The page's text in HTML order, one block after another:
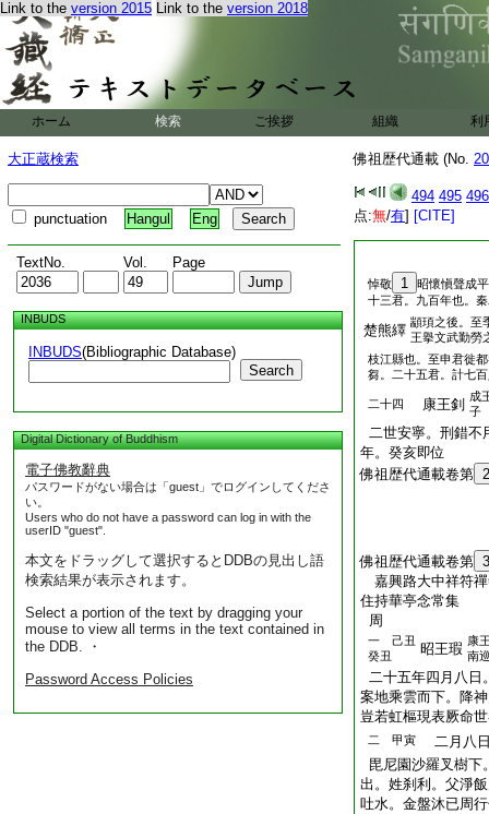
Link to the version 2015 Link to the version 2018
ホーム 検索 ご挨拶 組織 利
大正蔵検索
punctuation Hangul Eng
TextNo. Vol. Page
INBUDS
INBUDS(Bibliographic Database)
Search
Digital Dictionary of Buddhism
電子佛教辭典
パスワードがない場合は「guest」でログインしてくださ
い。
Users who do not have a password can log in with the
userID "guest".
本文をドラッグして選択するとDDBの見出し語
検索結果が表示されます。
Select a portion of the text by dragging your
mouse to view all terms in the text contained in
the DDB. ・
Password Access Policies
佛祖歴代通載 (No.
494 495 496
点:無/有] [CITE]
悼敬 1
昭懷愼聲成
十三君。九百年也。
楚熊繹 顓頊之後。至
王擧文武勤勞
枝江縣也。至申君徙
芻。二十五君。計七
二十四 康王釗
成
子
二世安寧。刑錯不
年。癸亥即位
佛祖歴代通載卷第 2
佛祖歴代通載卷第 3
嘉興路大中祥符
住持華亭念常集
周
一 己丑
癸丑
昭王瑕 康
南
二十五年四月八日
案地乘雲而下。降
豈若虹樞現表厥命
二 甲寅
二月八
毘尼園沙羅叉樹下
出。姓刹利。父淨
吐水。金盤沐已周